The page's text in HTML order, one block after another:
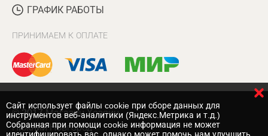
ГРАФИК РАБОТЫ
ПРИНИМАЕМ К ОПЛАТЕ
© 2017 Магазин Хозяин
Нижний Новгород
Cайт использует файлы cookie при сборе данных для
инструментов веб-аналитики (Яндекс.Метрика и т.д.)
Собранная при помощи cookie информация не может